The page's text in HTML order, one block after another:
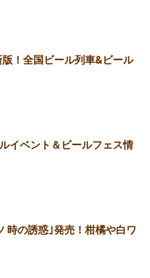
！全国ビール列車&ビール
イベント＆ビールフェス情
時の誘惑｣発売！柑橘や白ワ